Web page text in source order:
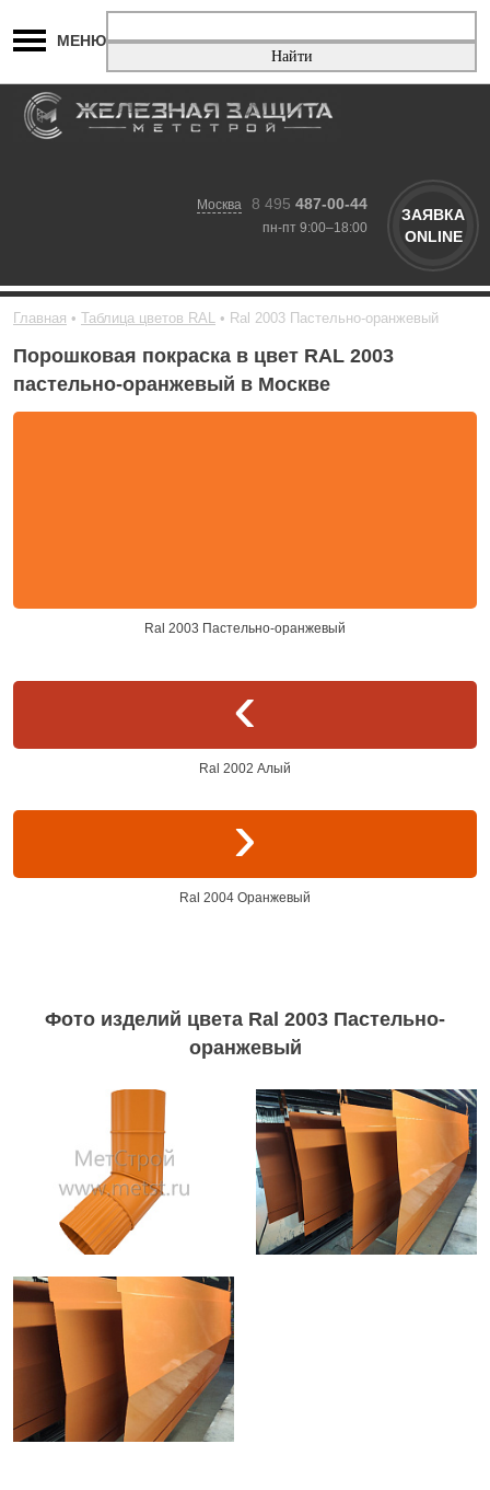
МЕНЮ
Москва 8 495 487-00-44
пн-пт 9:00–18:00
ЗАЯВКА
ONLINE
Главная Таблица цветов RAL Ral 2003 Пастельно-оранжевый
Порошковая покраска в цвет RAL 2003
пастельно-оранжевый в Москве
Ral 2002 Алый
Ral 2003 Пастельно-оранжевый
Ral 2004 Оранжевый
Фото изделий цвета Ral 2003 Пастельно-
оранжевый